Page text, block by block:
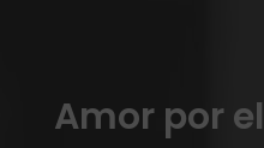
Amor por el